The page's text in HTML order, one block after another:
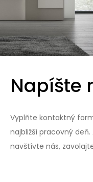
Napíšte
Vyplňte kontaktný
najbližší pracovný
navštívte nás,